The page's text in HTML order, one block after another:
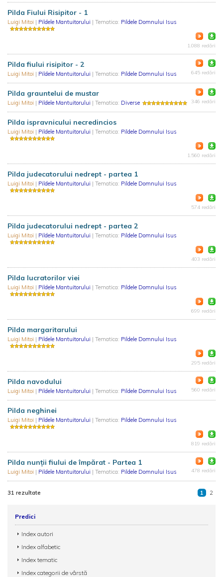
Pilda Fiului Risipitor - 1
Luigi Mitoi | Pildele Mantuitorului | Tematica: Pildele Domnului Isus
1.088 redări
Pilda fiului risipitor - 2
Luigi Mitoi | Pildele Mantuitorului | Tematica: Pildele Domnului Isus 645 redări
Pilda grauntelui de mustar
Luigi Mitoi | Pildele Mantuitorului | Tematica: Diverse 346 redări
Pilda ispravnicului necredincios
Luigi Mitoi | Pildele Mantuitorului | Tematica: Pildele Domnului Isus
1.560 redări
Pilda judecatorului nedrept - partea 1
Luigi Mitoi | Pildele Mantuitorului | Tematica: Pildele Domnului Isus
574 redări
Pilda judecatorului nedrept - partea 2
Luigi Mitoi | Pildele Mantuitorului | Tematica: Pildele Domnului Isus
403 redări
Pilda lucratorilor viei
Luigi Mitoi | Pildele Mantuitorului | Tematica: Pildele Domnului Isus
699 redări
Pilda margaritarului
Luigi Mitoi | Pildele Mantuitorului | Tematica: Pildele Domnului Isus
295 redări
Pilda navodului
Luigi Mitoi | Pildele Mantuitorului | Tematica: Pildele Domnului Isus 560 redări
Pilda neghinei
Luigi Mitoi | Pildele Mantuitorului | Tematica: Pildele Domnului Isus
819 redări
Pilda nunții fiului de împărat - Partea 1
Luigi Mitoi | Pildele Mantuitorului | Tematica: Pildele Domnului Isus 478 redări
31 rezultate 1 2
Predici
Index autori
Index alfabetic
Index tematic
Index categorii de vârstă